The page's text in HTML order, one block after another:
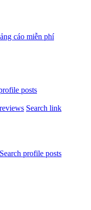
posts
Search link
Search profile posts